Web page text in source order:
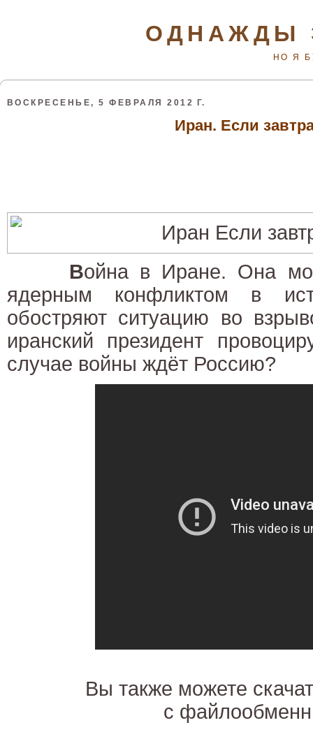
ОДНАЖДЫ
НО Я
ВОСКРЕСЕНЬЕ, 5 ФЕВРАЛЯ 2012 Г.
Иран. Если
Война в Иране. Она
ядерным конфликтом в
обостряют ситуацию во
иранский президент
случае войны ждёт Россию?
Вы также можете
с